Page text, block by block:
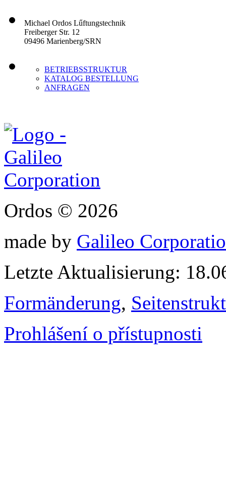
Michael Ordos Lűftungstechnik
Freiberger Str. 12
09496 Marienberg/SRN
BETRIEBSSTRUKTUR
KATALOG BESTELLUNG
ANFRAGEN
Ordos © 2026
made by Galileo
Letzte Aktualisierung:
Formänderung,
Prohlášení o přístupnosti